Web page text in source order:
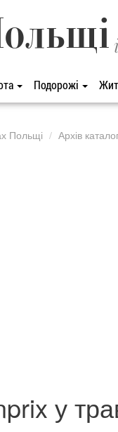
Подорожі
Польщі Архів
у